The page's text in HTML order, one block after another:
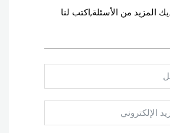
المزيد من الأسئلة,اكتب لنا